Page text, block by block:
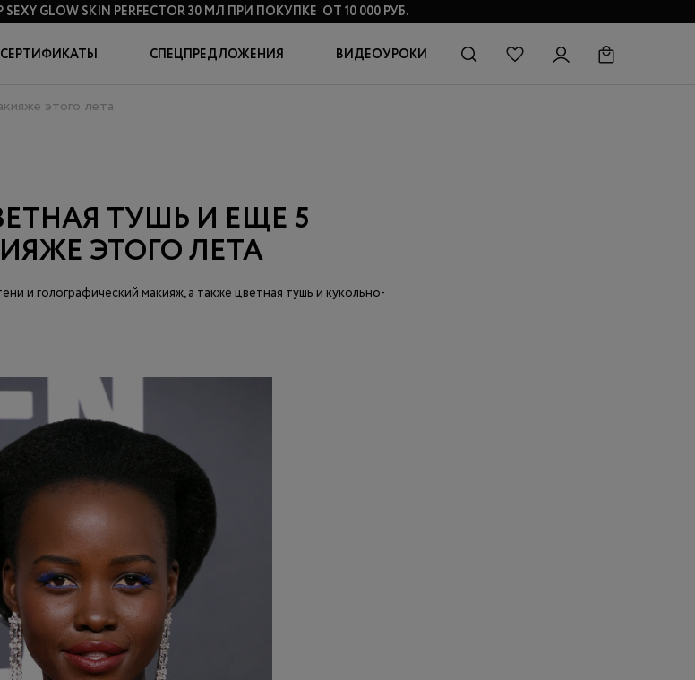
GLOW SKIN PERFECTOR 30 МЛ ПРИ ПОКУПКЕ ОТ 10 000 РУБ.
СЕРТИФИКАТЫ СПЕЦПРЕДЛОЖЕНИЯ ВИДЕОУРОКИ
этого лета
ТУШЬ И ЕЩЕ 5
ЭТОГО ЛЕТА
и голографический макияж, а также цветная тушь и кукольно-